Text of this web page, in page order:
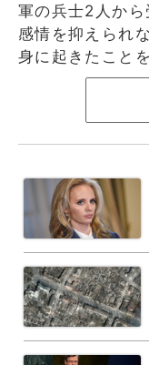
軍の兵士2人か
感情を抑えられ
身に起きたこと